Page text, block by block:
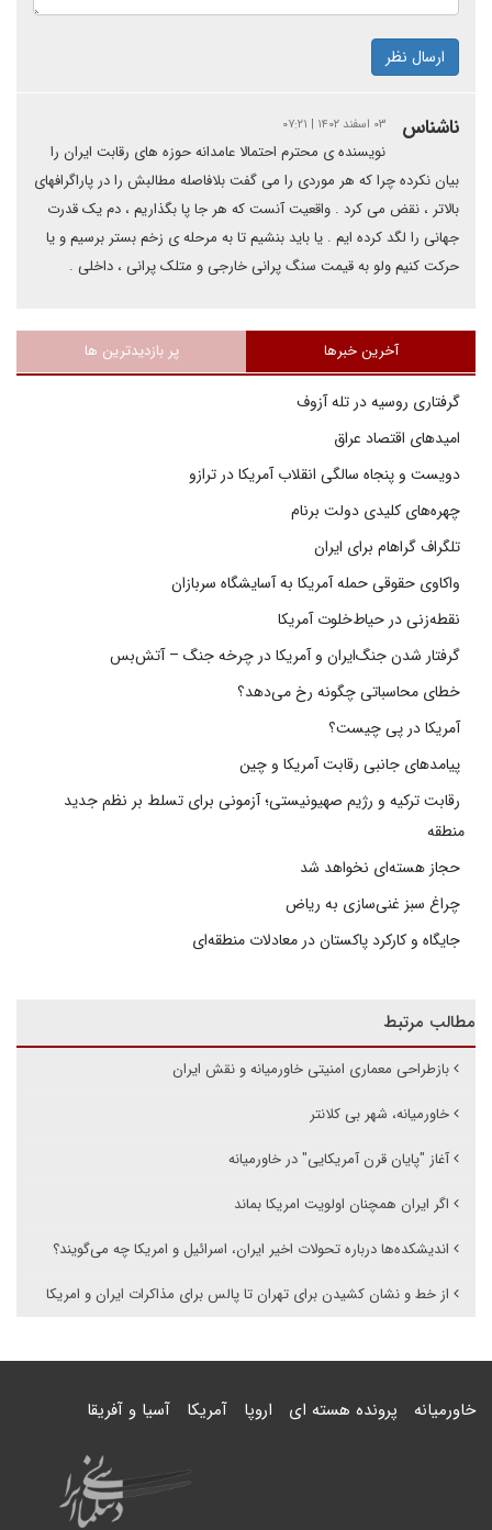
ارسال نظر
ناشناس ۰۳ اسفند ۱۴۰۲ | ۰۷:۲۱
نویسنده ی محترم احتمالا عامدانه حوزه های رقابت ایران را
بیان نکرده چرا که هر موردی را می گفت بلافاصله مطالبش را در پاراگرافهای
بالاتر ، نقض می کرد . واقعیت آنست که هر جا پا بگذاریم ، دم یک قدرت
جهانی را لگد کرده ایم . یا باید بنشیم تا به مرحله ی زخم بستر برسیم و یا
حرکت کنیم ولو به قیمت سنگ پرانی خارجی و متلک پرانی ، داخلی .
آخرین خبرها پر بازدیدترین ها
گرفتاری روسیه در تله آزوف
امیدهای اقتصاد عراق
دویست و پنجاه سالگی انقلاب آمریکا در ترازو
چهره‌های کلیدی دولت برنام
تلگراف گراهام برای ایران
واکاوی حقوقی حمله آمریکا به آسایشگاه سربازان
نقطه‌زنی در حیاط‌خلوت آمریکا
گرفتار شدن جنگ‌ایران و آمریکا در چرخه جنگ – آتش‌بس
خطای محاسباتی چگونه رخ می‌دهد؟
آمریکا در پی چیست؟
پیامدهای جانبی رقابت آمریکا و چین
رقابت ترکیه و رژیم صهیونیستی؛ آزمونی برای تسلط بر نظم جدید
منطقه
حجاز هسته‌ای نخواهد شد
چراغ سبز غنی‌سازی به ریاض
جایگاه و کارکرد پاکستان در معادلات منطقه‌ای
مطالب مرتبط
بازطراحی معماری امنیتی خاورمیانه و نقش ایران
خاورمیانه، شهر بی کلانتر
آغاز "پایان قرن آمریکایی" در خاورمیانه
اگر ایران همچنان اولویت امریکا بماند
اندیشکده‌ها درباره تحولات اخیر ایران، اسرائیل و امریکا چه می‌گویند؟
از خط و نشان کشیدن برای تهران تا پالس برای مذاکرات ایران و امریکا
خاورمیانه پرونده هسته ای اروپا آمریکا آسیا و آفریقا